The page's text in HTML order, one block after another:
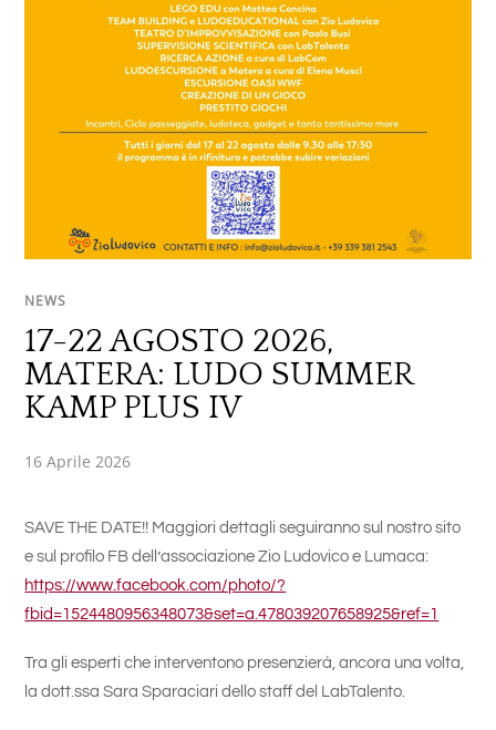
NEWS
17-22 AGOSTO 2026,
MATERA: LUDO SUMMER
KAMP PLUS IV
16 Aprile 2026
SAVE THE DATE!! Maggiori dettagli seguiranno sul nostro sito
e sul profilo FB dell’associazione Zio Ludovico e Lumaca:
https://www.facebook.com/photo/?
fbid=1524480956348073&set=a.478039207658925&ref=1
Tra gli esperti che interventono presenzierà, ancora una volta,
la dott.ssa Sara Sparaciari dello staff del LabTalento.